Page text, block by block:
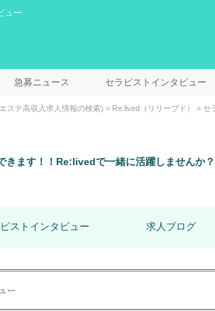
ュー
急募ニュース セラピストインタビュー
ステ高収入求人情報の検索) Re:lived（リリーブド） セ
ます！！Re:livedで一緒に活躍しませんか
ストインタビュー 求人ブログ